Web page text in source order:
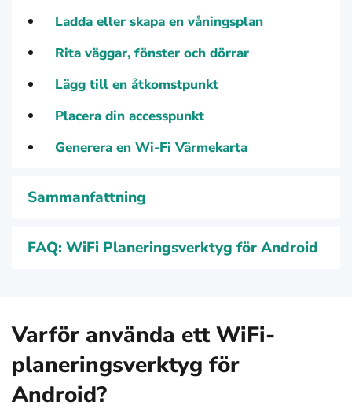
Ladda eller skapa en våningsplan
Rita väggar, fönster och dörrar
Lägg till en åtkomstpunkt
Placera din accesspunkt
Generera en Wi-Fi Värmekarta
Sammanfattning
FAQ: WiFi Planeringsverktyg för Android
Varför använda ett WiFi-
planeringsverktyg för
Android?